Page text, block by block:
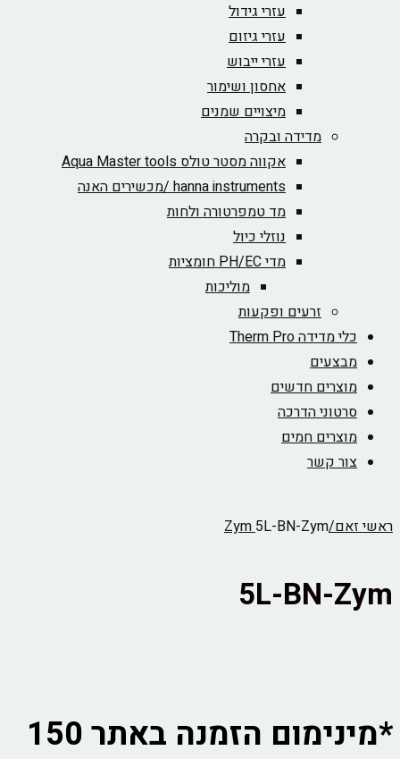
עזרי גידול
עזרי גיזום
עזרי ייבוש
אחסון ושימור
מיצויים שמנים
מדידה ובקרה
אקווה מסטר טולס Aqua Master tools
hanna instruments /מכשירים האנה
מד טמפרטורה ולחות
נוזלי כיול
מדי PH/EC חומציות
מוליכות
זרעים ופקעות
כלי מדידה Therm Pro
מבצעים
מוצרים חדשים
סרטוני הדרכה
מוצרים חמים
צור קשר
ראשיזאם/Zym5L-BN-Zym
5L-BN-Zym
*מינימום הזמנה באתר 150